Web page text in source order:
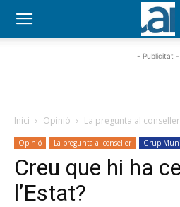
- Publicitat -
Inici Opinió La pregunta al conseller
Opinió La pregunta al conseller Grup
Creu que hi ha
l’Estat?